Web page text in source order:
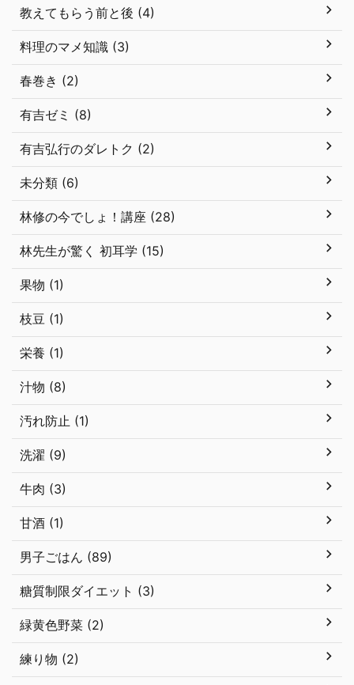
教えてもらう前と後 (4)
料理のマメ知識 (3)
春巻き (2)
有吉ゼミ (8)
有吉弘行のダレトク (2)
未分類 (6)
林修の今でしょ！講座 (28)
林先生が驚く 初耳学 (15)
果物 (1)
枝豆 (1)
栄養 (1)
汁物 (8)
汚れ防止 (1)
洗濯 (9)
牛肉 (3)
甘酒 (1)
男子ごはん (89)
糖質制限ダイエット (3)
緑黄色野菜 (2)
練り物 (2)